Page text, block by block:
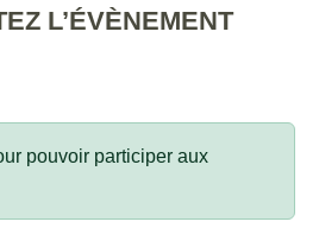
L’ÉVÈNEMENT
pouvoir participer aux